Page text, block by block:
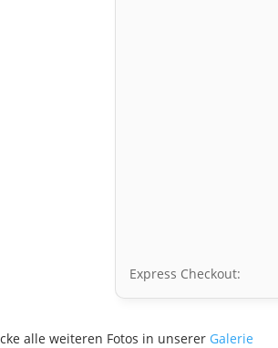
Express Checkout:
alle weiteren Fotos in unserer Galerie